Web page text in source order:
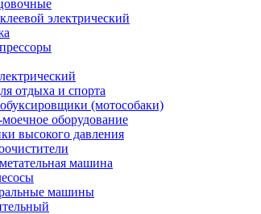
электрический
отдыха и спорта
(мотособаки)
оборудование
высокого давления
машина
машины